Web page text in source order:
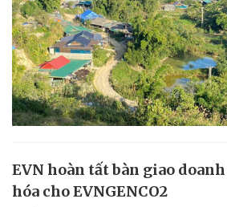
EVN hoàn tất bàn giao
hóa cho EVNGENCO2